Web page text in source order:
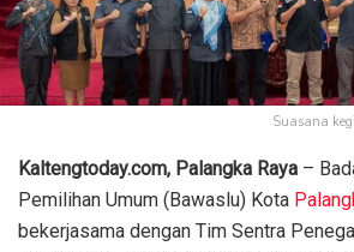
Suasana
Kaltengtoday.com, Palangka Raya –
Pemilihan Umum (Bawaslu) Kota
bekerjasama dengan Tim Sentra